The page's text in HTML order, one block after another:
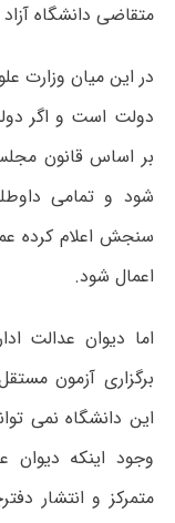
متقاضی دانشگاه
در این میان وزارت
دولت است و اگر
بر اساس قانون
شود و تمامی
سنجش اعلام کرده
اعمال شود.
برگزاری آزمون
این دانشگاه نمی
وجود اینکه دیوان
متمرکز و انتشار